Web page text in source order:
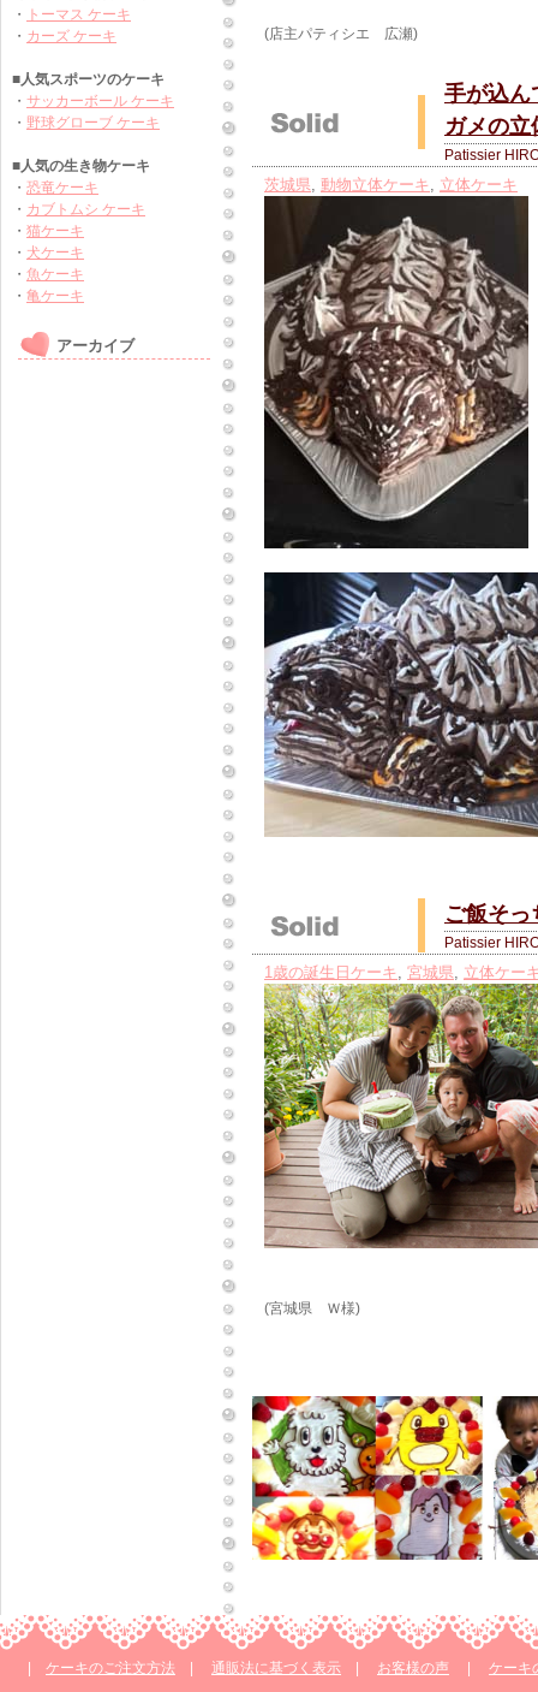
(店主パティシエ 広瀬)
手が込ん
ガメの立
Patissier
茨城県, 動物立体ケーキ, 立体ケーキ
ご飯そ
Patissier
1歳の誕生日ケーキ, 宮城県, 立体ケー
(宮城県 Ｗ様)
・
トーマス ケーキ
・ カーズ ケーキ
■人気スポーツのケーキ
・ サッカーボール ケーキ
・ 野球グローブ ケーキ
■人気の生き物ケーキ
・ 恐竜ケーキ
・ カブトムシ ケーキ
・ 猫ケーキ
・ 犬ケーキ
・ 魚ケーキ
・ 亀ケーキ
アーカイブ
ケーキのご注文方法 通販法に基づく表示 お客様の声 ケーキ